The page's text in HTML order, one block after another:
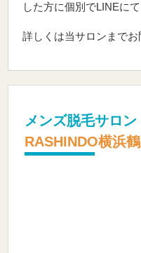
した方に個別でLINEに
詳しくは当サロンまで
メンズ脱毛サロン
RASHINDO横浜